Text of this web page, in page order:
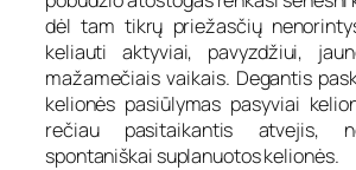
dėl tam tikrų priežasčių
keliauti aktyviai, pavyzdžiui,
mažamečiais vaikais. Degantis
kelionės pasiūlymas pasyviai
rečiau pasitaikantis atvejis,
spontaniškai suplanuotos kelionės.